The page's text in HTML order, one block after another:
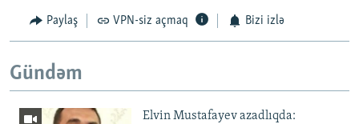
Paylaş VPN-siz açmaq Bizi izlə
Gündəm
Elvin Mustafayev azadlıqda: